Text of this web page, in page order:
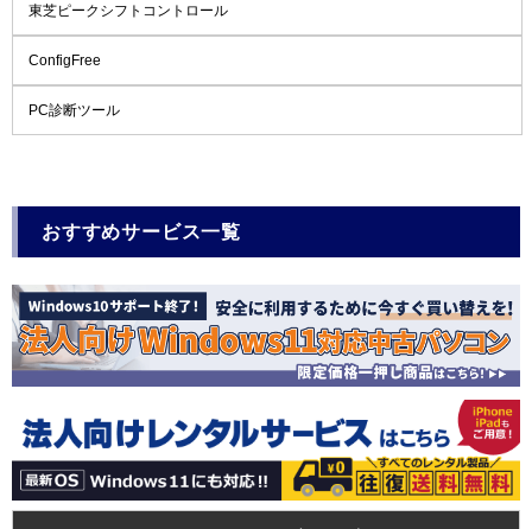
東芝ピークシフトコントロール
ConfigFree
PC診断ツール
おすすめサービス一覧